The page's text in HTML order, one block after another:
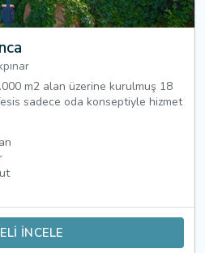
m2 alan üzerine kurulmuş 18
sadece oda konseptiyle hizmet
İNCELE